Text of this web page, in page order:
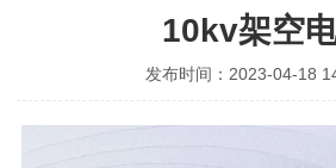
10kv架空
发布时间：2023-04-18